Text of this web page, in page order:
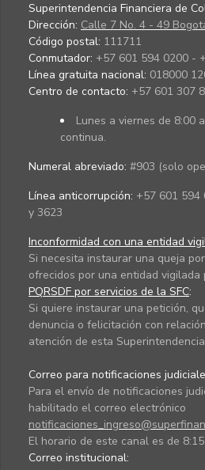
Superintendencia Financiera de
Dirección: Calle 7 No. 4 - 49
Código postal: 111711
Conmutador: +57 601 594 0200 -
Línea gratuita nacional: 018000
Centro de contacto: +57 601 307
Lunes a viernes de 8:00
continua.
Numeral abreviado: #903 (solo
Línea anticorrupción: +57 601 594
y 3623
Inconformidad con una entidad
Si necesita instaurar una queja
ofrecidos por una entidad vigilada
PQRSDF por servicios de la SFC:
Si quiere instaurar una petición,
denuncia o felicitación con
atención de esta
Correo para notificaciones
Para el envío de notificaciones
habilitado el correo electrónico
El horario de este canal es de 8:15
Correo institucional: